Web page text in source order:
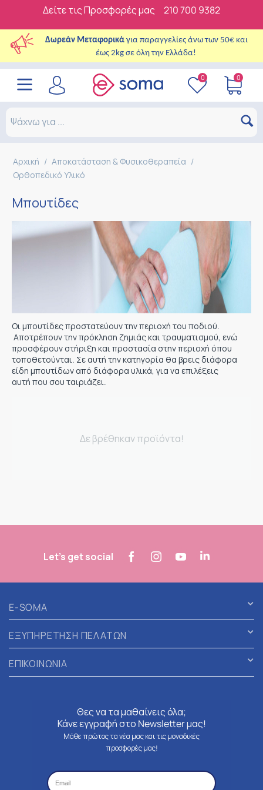
Δείτε τις Προσφορές μας 210 700 9382
Δωρεάν Μεταφορικά για παραγγελίες άνω των 50€ και
έως 2kg σε όλη την Ελλάδα!
0 0
Αρχική / Αποκατάσταση & Φυσικοθεραπεία /
Ορθοπεδικό Υλικό
Μπουτίδες
Οι μπουτίδες προστατεύουν την περιοχή του ποδιού.
Αποτρέπουν την πρόκληση ζημιάς και τραυματισμού, ενώ
προσφέρουν στήριξη και προστασία στην περιοχή όπου
τοποθετούνται. Σε αυτή την κατηγορία θα βρεις διάφορα
είδη μπουτίδων από διάφορα υλικά, για να επιλέξεις
αυτή που σου ταιριάζει.
Δε βρέθηκαν προϊόντα!
Let's get social
E-SOMA
ΕΞΥΠΗΡΕΤΗΣΗ ΠΕΛΑΤΩΝ
ΕΠΙΚΟΙΝΩΝΙΑ
Θες να τα μαθαίνεις όλα;
Κάνε εγγραφή στο Newsletter μας!
Μάθε πρώτος τα νέα μας και τις μοναδικές
προσφορές μας!